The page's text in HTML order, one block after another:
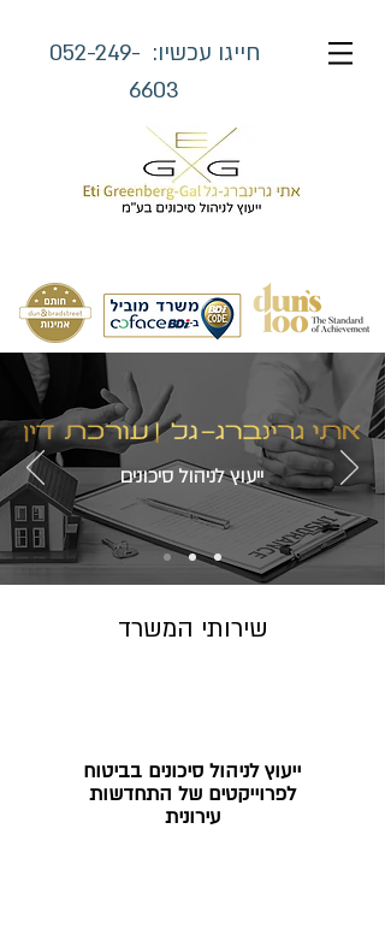
חייגו עכשיו: 052-249-
6603
ייעוץ לניהול סיכונים
שירותי המשרד
ייעוץ לניהול סיכונים בביטוח
לפרוייקטים של התחדשות
עירונית